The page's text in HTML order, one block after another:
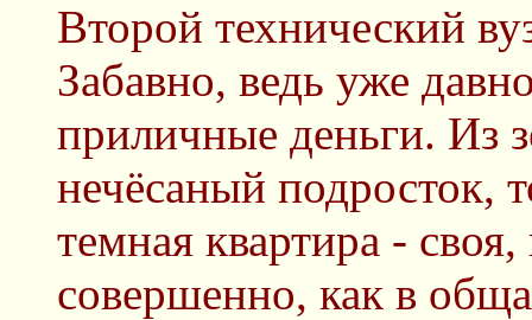
Второй технический
Забавно, ведь уже
приличные деньги. Из
нечёсаный подросток,
темная квартира -
совершенно, как в